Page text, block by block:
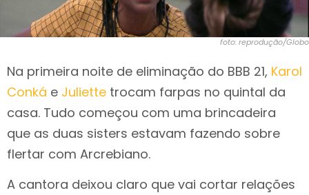
foto: reprodução/Globo
Na primeira noite de eliminação do BBB 21, Karol
Conká e Juliette trocam farpas no quintal da
casa. Tudo começou com uma brincadeira
que as duas sisters estavam fazendo sobre
flertar com Arcrebiano.
A cantora deixou claro que vai cortar relações